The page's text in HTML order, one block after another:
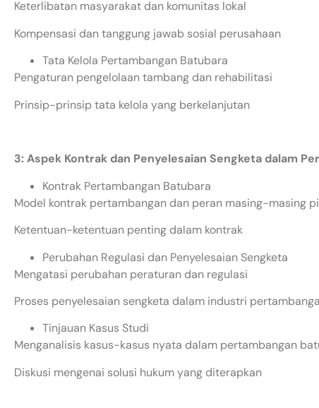
Keterlibatan masyarakat dan komunitas lokal
Kompensasi dan tanggung jawab sosial perusahaan
Tata Kelola Pertambangan Batubara
Pengaturan pengelolaan tambang dan rehabilitasi
Prinsip-prinsip tata kelola yang berkelanjutan
3: Aspek Kontrak dan Penyelesaian Sengketa dalam
Kontrak Pertambangan Batubara
Model kontrak pertambangan dan peran masing-masing
Ketentuan-ketentuan penting dalam kontrak
Perubahan Regulasi dan Penyelesaian Sengketa
Mengatasi perubahan peraturan dan regulasi
Proses penyelesaian sengketa dalam industri
Tinjauan Kasus Studi
Menganalisis kasus-kasus nyata dalam pertambangan
Diskusi mengenai solusi hukum yang diterapkan